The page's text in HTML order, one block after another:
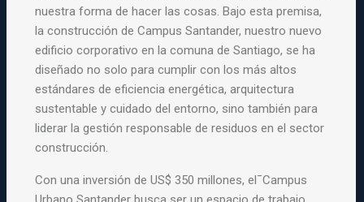
nuestra forma de hacer las cosas. Bajo esta premisa,
la construcción de Campus Santander, nuestro nuevo
edificio corporativo en la comuna de Santiago, se ha
diseñado no solo para cumplir con los más altos
estándares de eficiencia energética, arquitectura
sustentable y cuidado del entorno, sino también para
liderar la gestión responsable de residuos en el sector
construcción.
Con una inversión de US$ 350 millones, el¯Campus